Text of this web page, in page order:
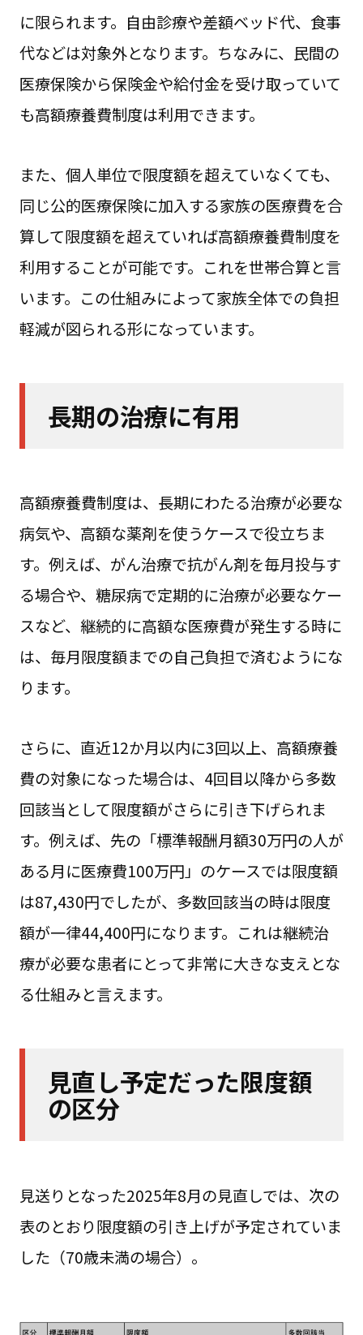
に限られます。自由診療や差額ベッド代、食事
代などは対象外となります。ちなみに、民間の
医療保険から保険金や給付金を受け取っていて
も高額療養費制度は利用できます。
また、個人単位で限度額を超えていなくても、
同じ公的医療保険に加入する家族の医療費を合
算して限度額を超えていれば高額療養費制度を
利用することが可能です。これを世帯合算と言
います。この仕組みによって家族全体での負担
軽減が図られる形になっています。
長期の治療に有用
高額療養費制度は、長期にわたる治療が必要な
病気や、高額な薬剤を使うケースで役立ちま
す。例えば、がん治療で抗がん剤を毎月投与す
る場合や、糖尿病で定期的に治療が必要なケー
スなど、継続的に高額な医療費が発生する時に
は、毎月限度額までの自己負担で済むようにな
ります。
さらに、直近12か月以内に3回以上、高額療養
費の対象になった場合は、4回目以降から多数
回該当として限度額がさらに引き下げられま
す。例えば、先の「標準報酬月額30万円の人が
ある月に医療費100万円」のケースでは限度額
は87,430円でしたが、多数回該当の時は限度
額が一律44,400円になります。これは継続治
療が必要な患者にとって非常に大きな支えとな
る仕組みと言えます。
見直し予定だった限度額
の区分
見送りとなった2025年8月の見直しでは、次の
表のとおり限度額の引き上げが予定されていま
した（70歳未満の場合）。